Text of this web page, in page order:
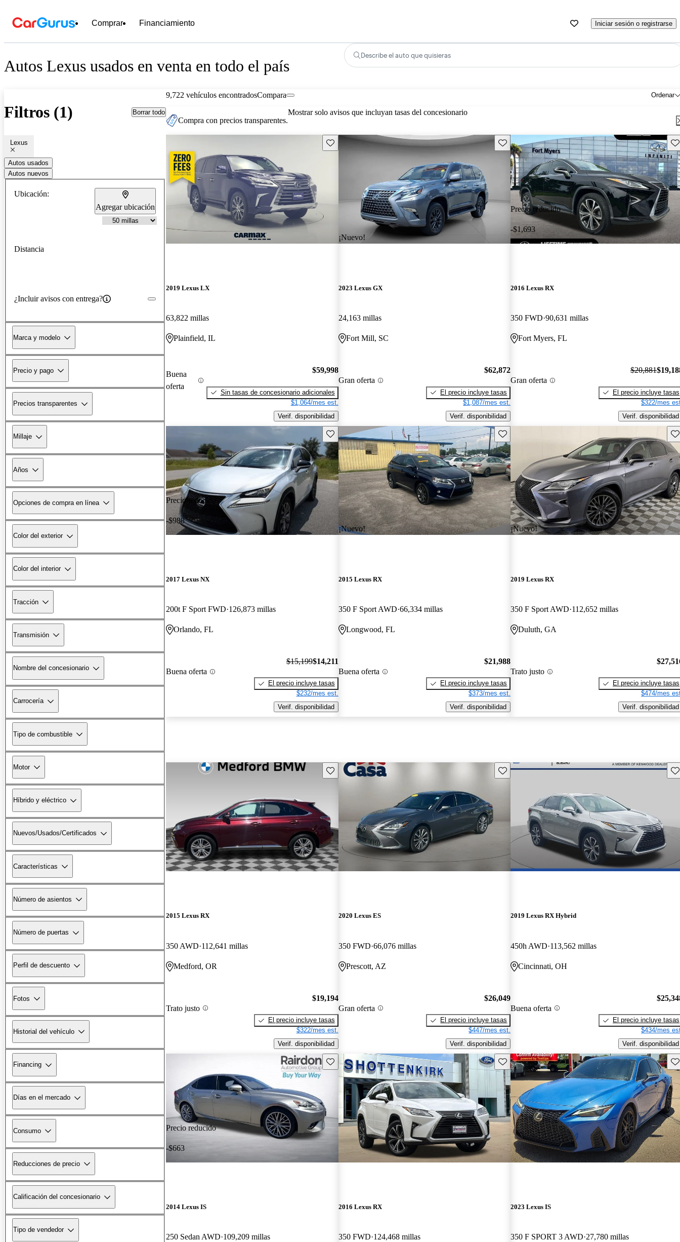
Comprar Financiamiento Iniciar sesión o registrarse
Autos Lexus usados en venta en todo el país
Describe el auto que quisieras
Filtros (1) Borrar todo
Lexus
Autos usados
Autos nuevos
Ubicación:
Agregar ubicación
Distancia
¿Incluir avisos con entrega?
Marca y modelo
Precio y pago
Precios transparentes
Millaje
Años
Opciones de compra en línea
Color del exterior
Color del interior
Tracción
Transmisión
Nombre del concesionario
Carrocería
Tipo de combustible
Motor
Híbrido y eléctrico
Nuevos/Usados/Certificados
Características
Número de asientos
Número de puertas
Perfil de descuento
Fotos
Historial del vehículo
Financing
Días en el mercado
Consumo
Reducciones de precio
Calificación del concesionario
Tipo de vendedor
9,722 vehículos encontrados Ordenar
Compara
Compra con precios transparentes.
Mostrar solo avisos que incluyan tasas del concesionario
Guarda este Aviso
2019 Lexus LX
63,822 millas
Plainfield, IL
Buena
oferta
$59,998
Sin tasas de concesionario adicionales
$1,064/mes est.
Verif. disponibilidad
¡Nuevo!
Guarda este Aviso
2023 Lexus GX
24,163 millas
Fort Mill, SC
Gran oferta
$62,872
El precio incluye tasas
$1,087/mes est.
Verif. disponibilidad
Precio reducido
-$1,693
2016 Lexus RX
350 FWD 90,631 millas
Fort Myers, FL
Gran oferta
$20,881
El precio incluye tasas
$322/mes
Verif. disponibilidad
Precio reducido
-$988
Guarda este Aviso
2017 Lexus NX
200t F Sport FWD 126,873 millas
Orlando, FL
Buena oferta
$15,199$14,211
El precio incluye tasas
$232/mes est.
Verif. disponibilidad
¡Nuevo!
Guarda este Aviso
2015 Lexus RX
350 F Sport AWD 66,334 millas
Longwood, FL
Buena oferta
$21,988
El precio incluye tasas
$373/mes est.
Verif. disponibilidad
¡Nuevo!
2019 Lexus RX
350 F Sport AWD 112,652 millas
Duluth, GA
Trato justo
El precio incluye tasas
$474/mes
Verif. disponibilidad
Guarda este Aviso
2015 Lexus RX
350 AWD 112,641 millas
Medford, OR
Trato justo
$19,194
El precio incluye tasas
$322/mes est.
Verif. disponibilidad
Guarda este Aviso
2020 Lexus ES
350 FWD 66,076 millas
Prescott, AZ
Gran oferta
$26,049
El precio incluye tasas
$447/mes est.
Verif. disponibilidad
2019 Lexus RX Hybrid
450h AWD 113,562 millas
Cincinnati, OH
Buena oferta
El precio incluye tasas
$434/mes
Verif. disponibilidad
Precio reducido
-$663
Guarda este Aviso
2014 Lexus IS
250 Sedan AWD 109,209 millas
Guarda este Aviso
2016 Lexus RX
350 FWD 124,468 millas
2023 Lexus IS
350 F SPORT 3 AWD 27,780 millas